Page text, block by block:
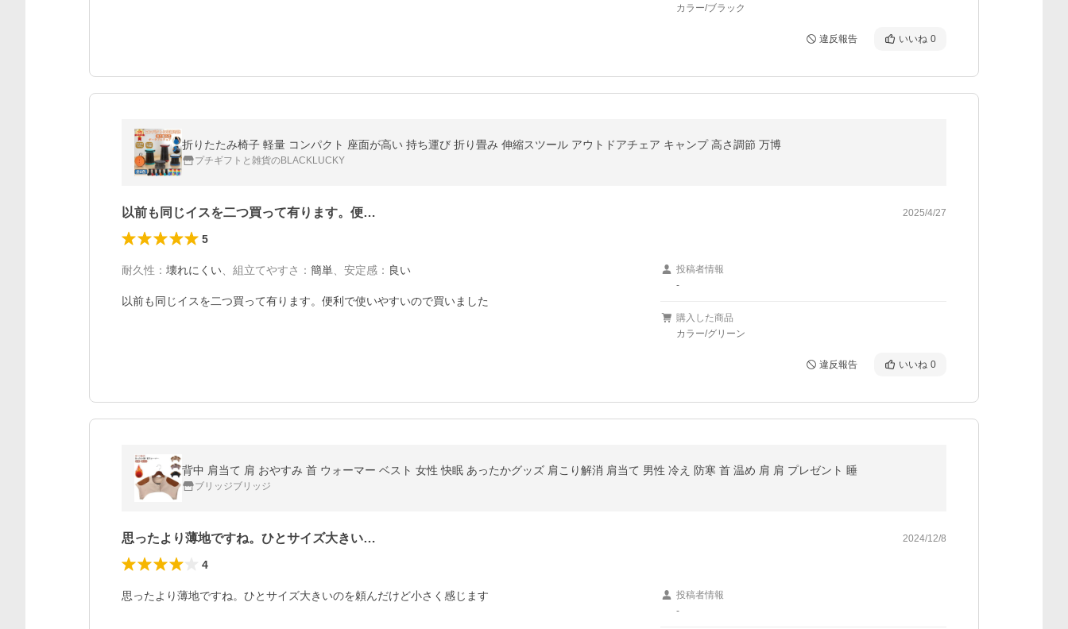
カラー/ブラック
違反報告 いいね 0
折りたたみ椅子 軽量 コンパクト 座面が高い 持ち運び 折り畳み 伸縮スツール アウトドアチェア キャンプ 高さ調節 万博
プチギフトと雑貨のBLACKLUCKY
以前も同じイスを二つ買って有ります。便… 2025/4/27
5
耐久性 ： 壊れにくい 組立てやすさ ： 簡単 安定感 ： 良い
以前も同じイスを二つ買って有ります。便利で使いやすいので買いました
投稿者情報
-
購入した商品
カラー/グリーン
違反報告 いいね 0
背中 肩当て 肩 おやすみ 首 ウォーマー ベスト 女性 快眠 あったかグッズ 肩こり解消 肩当て 男性 冷え 防寒 首 温め 肩 肩 プレゼント 睡
ブリッジブリッジ
思ったより薄地ですね。ひとサイズ大きい… 2024/12/8
4
思ったより薄地ですね。ひとサイズ大きいのを頼んだけど小さく感じます
投稿者情報
-